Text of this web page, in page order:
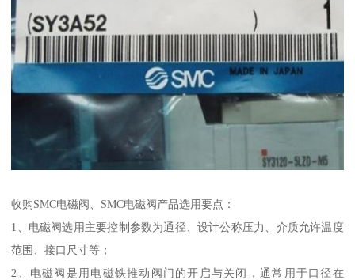
收购SMC电磁阀、SMC电磁阀产品选用要点：
1、电磁阀选用主要控制参数为通径、设计公称压力、介质允许温度
范围、接口尺寸等；
2、电磁阀是用电磁铁推动阀门的开启与关闭，通常用于口径在